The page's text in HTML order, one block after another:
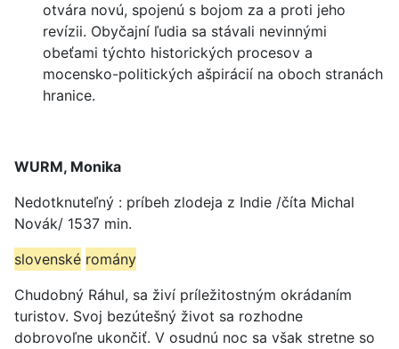
otvára novú, spojenú s bojom za a proti jeho
revízii. Obyčajní ľudia sa stávali nevinnými
obeťami týchto historických procesov a
mocensko-politických ašpirácií na oboch stranách
hranice.
WURM, Monika
Nedotknuteľný : príbeh zlodeja z Indie /číta Michal
Novák/ 1537 min.
slovenské romány
Chudobný Ráhul, sa živí príležitostným okrádaním
turistov. Svoj bezútešný život sa rozhodne
dobrovoľne ukončiť. V osudnú noc sa však stretne so